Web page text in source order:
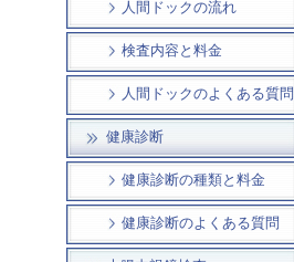
人間ドックの流れ
検査内容と料金
人間ドックのよくある質問
健康診断
健康診断の種類と料金
健康診断のよくある質問